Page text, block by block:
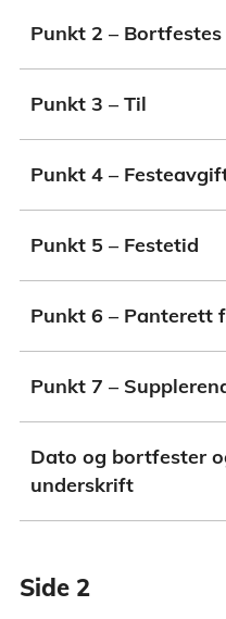
Punkt 2 –
Punkt 3 – Til
Punkt 4 –
Punkt 5 – Festetid
Punkt 6 – Panterett
Punkt 7 –
Dato og bortfester
underskrift
Side 2